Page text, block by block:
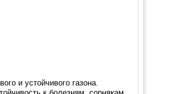
и устойчивого газона.